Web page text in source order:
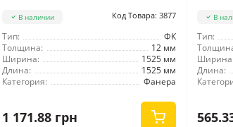
В наличии Код Товара: 3877
Тип:
ФК
Толщина:
12 мм
Ширина:
1525 мм
Длина:
1525 мм
Категория:
Фанера
1 171.88 грн
В
Тип:
Ширина:
Длина: